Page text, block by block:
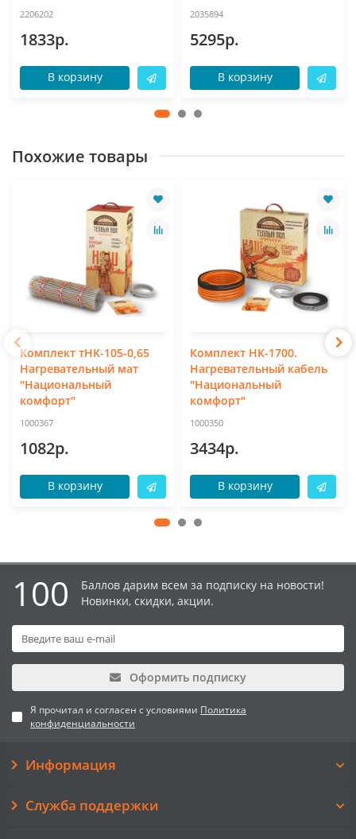
2206202
1833р.
В корзину
2035894
5295р.
В корзину
Похожие товары
Комплект тНК-105-0,65
Нагревательный мат
"Национальный
комфорт"
1000367
1082р.
В корзину
Комплект НК-1700.
Нагревательный кабель
"Национальный
комфорт"
1000350
3434р.
В корзину
100
Баллов дарим всем за подписку на новости!
Новинки, скидки, акции.
Оформить подписку
Я прочитал и согласен с условиями Политика
конфиденциальности
Информация
Служба поддержки